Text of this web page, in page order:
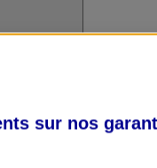
sur nos